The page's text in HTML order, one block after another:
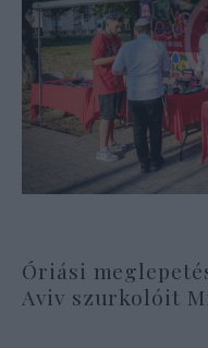
Óriási
Aviv szurkolóit